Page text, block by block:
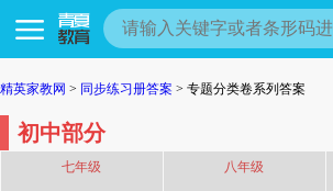
精英家教网 > 同步练习册答案 > 专题分类卷系列答案
初中部分
七年级 八年级